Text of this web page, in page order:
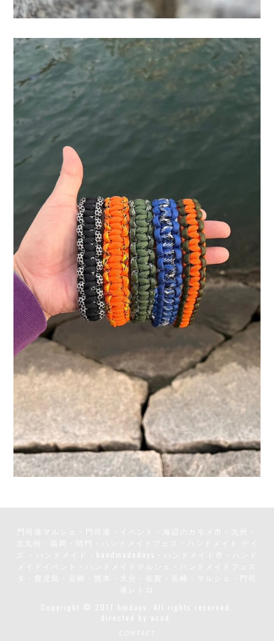
門司港マルシェ・門司港・イベント・海辺のカモメ市・九州・
ズ ・ハンドメイド・handmadedays・ハンドメイド市・ハンド
タ・鹿児島・宮崎・熊本・大分・佐賀・長崎・マルシェ・門司
Copyright © 2017 hmdays. All rights reserved.
directed by acud.
CONTACT